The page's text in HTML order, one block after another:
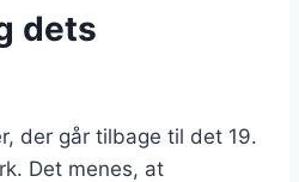
dets
der går tilbage til det 19.
Det menes, at